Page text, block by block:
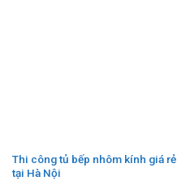
Thi công tủ bếp nhôm kính giá rẻ
tại Hà Nội